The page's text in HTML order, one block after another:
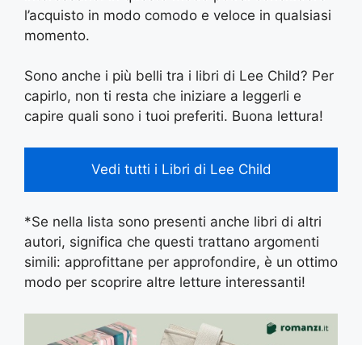
l’acquisto in modo comodo e veloce in qualsiasi
momento.
Sono anche i più belli tra i libri di Lee Child? Per
capirlo, non ti resta che iniziare a leggerli e
capire quali sono i tuoi preferiti. Buona lettura!
Vedi tutti i Libri di Lee Child
*Se nella lista sono presenti anche libri di altri
autori, significa che questi trattano argomenti
simili: approfittane per approfondire, è un ottimo
modo per scoprire altre letture interessanti!